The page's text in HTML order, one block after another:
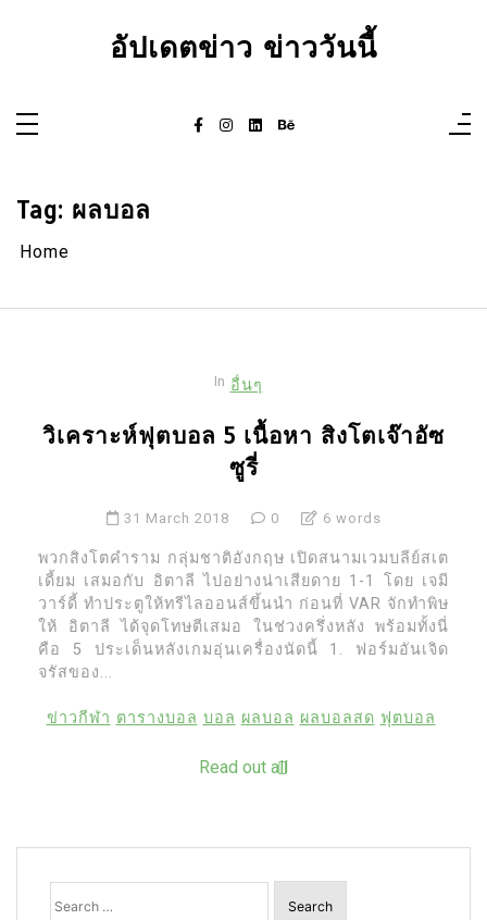
อัปเดตข่าว ข่าววันนี้
Tag: ผลบอล
Home
In อื่นๆ
วิเคราะห์ฟุตบอล 5 เนื้อหา สิงโตเจ๊าอัซ
ซูรี่
31 March 2018 0 6 words
พวกสิงโตคำราม กลุ่มชาติอังกฤษ เปิดสนามเวมบลีย์สเต
เดี้ยม เสมอกับ อิตาลี ไปอย่างน่าเสียดาย 1-1 โดย เจมี
วาร์ดี้ ทำประตูให้ทรีไลออนส์ขึ้นนำ ก่อนที่ VAR จักทำพิษ
ให้ อิตาลี ได้จุดโทษตีเสมอ ในช่วงครึ่งหลัง พร้อมทั้งนี่
คือ 5 ประเด็นหลังเกมอุ่นเครื่องนัดนี้ 1. ฟอร์มอันเจิด
จรัสของ...
ข่าวกีฬา ตารางบอล บอล ผลบอล ผลบอลสด ฟุตบอล
Read out all
Search
for: